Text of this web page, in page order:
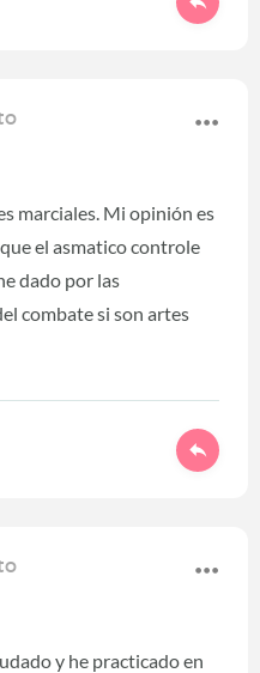
marciales. Mi opinión es
el asmatico controle
dado por las
combate si son artes
y he practicado en